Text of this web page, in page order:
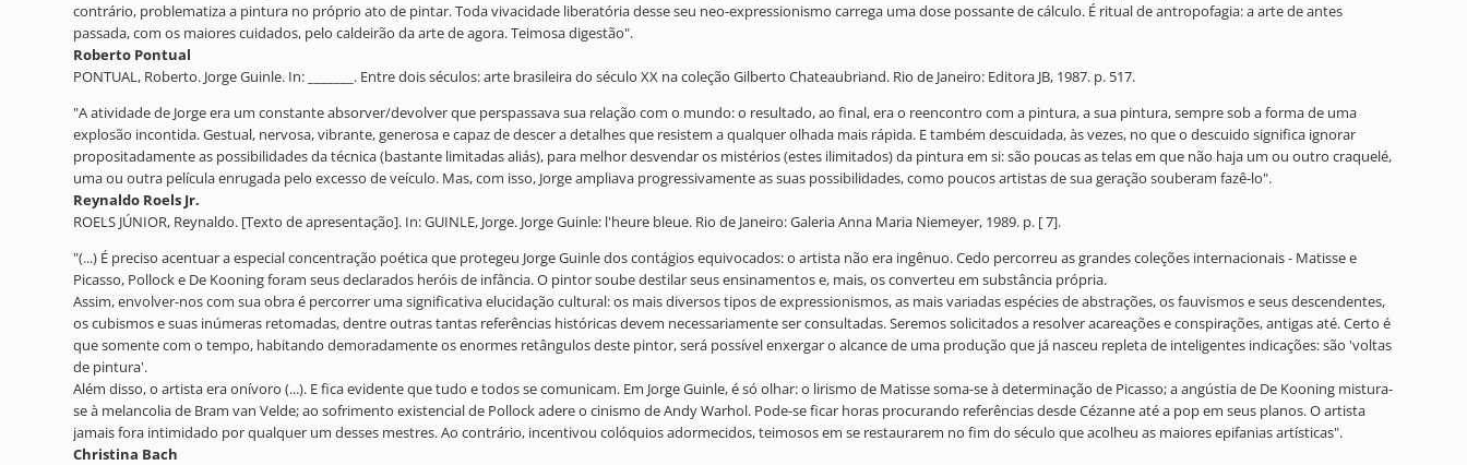
contrário, problematiza a pintura no próprio ato de pintar. Toda vivacidade liberatória desse seu neo-expressionismo carrega uma dose possante de cálculo. É ritual de antropofagia: a arte de antes
passada, com os maiores cuidados, pelo caldeirão da arte de agora. Teimosa digestão".
Roberto Pontual
PONTUAL, Roberto. Jorge Guinle. In: _______. Entre dois séculos: arte brasileira do século XX na coleção Gilberto Chateaubriand. Rio de Janeiro: Editora JB, 1987. p. 517.
"A atividade de Jorge era um constante absorver/devolver que perspassava sua relação com o mundo: o resultado, ao final, era o reencontro com a pintura, a sua pintura, sempre sob a forma de uma
explosão incontida. Gestual, nervosa, vibrante, generosa e capaz de descer a detalhes que resistem a qualquer olhada mais rápida. E também descuidada, às vezes, no que o descuido significa ignorar
propositadamente as possibilidades da técnica (bastante limitadas aliás), para melhor desvendar os mistérios (estes ilimitados) da pintura em si: são poucas as telas em que não haja um ou outro craquelé,
uma ou outra película enrugada pelo excesso de veículo. Mas, com isso, Jorge ampliava progressivamente as suas possibilidades, como poucos artistas de sua geração souberam fazê-lo".
Reynaldo Roels Jr.
ROELS JÚNIOR, Reynaldo. [Texto de apresentação]. In: GUINLE, Jorge. Jorge Guinle: l'heure bleue. Rio de Janeiro: Galeria Anna Maria Niemeyer, 1989. p. [ 7].
"(...) É preciso acentuar a especial concentração poética que protegeu Jorge Guinle dos contágios equivocados: o artista não era ingênuo. Cedo percorreu as grandes coleções internacionais - Matisse e
Picasso, Pollock e De Kooning foram seus declarados heróis de infância. O pintor soube destilar seus ensinamentos e, mais, os converteu em substância própria.
Assim, envolver-nos com sua obra é percorrer uma significativa elucidação cultural: os mais diversos tipos de expressionismos, as mais variadas espécies de abstrações, os fauvismos e seus descendentes,
os cubismos e suas inúmeras retomadas, dentre outras tantas referências históricas devem necessariamente ser consultadas. Seremos solicitados a resolver acareações e conspirações, antigas até. Certo é
que somente com o tempo, habitando demoradamente os enormes retângulos deste pintor, será possível enxergar o alcance de uma produção que já nasceu repleta de inteligentes indicações: são 'voltas
de pintura'.
Além disso, o artista era onívoro (...). E fica evidente que tudo e todos se comunicam. Em Jorge Guinle, é só olhar: o lirismo de Matisse soma-se à determinação de Picasso; a angústia de De Kooning mistura-
se à melancolia de Bram van Velde; ao sofrimento existencial de Pollock adere o cinismo de Andy Warhol. Pode-se ficar horas procurando referências desde Cézanne até a pop em seus planos. O artista
jamais fora intimidado por qualquer um desses mestres. Ao contrário, incentivou colóquios adormecidos, teimosos em se restaurarem no fim do século que acolheu as maiores epifanias artísticas".
Christina Bach